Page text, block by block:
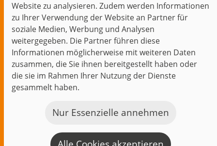
Website zu analysieren. Zudem werden Informationen
zu Ihrer Verwendung der Website an Partner für
soziale Medien, Werbung und Analysen
weitergegeben. Die Partner führen diese
Informationen möglicherweise mit weiteren Daten
zusammen, die Sie ihnen bereitgestellt haben oder
die sie im Rahmen Ihrer Nutzung der Dienste
gesammelt haben.
Nur Essenzielle annehmen
Start Datenschutz Impressum
Kontakt
jambit auf instagramjambit auf kununujambit auf linkedin
© 1999–2026 jambit GmbH. Alle Rechte vorbehalten.